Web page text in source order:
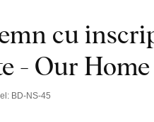
cu
- Our Home
BD-NS-45